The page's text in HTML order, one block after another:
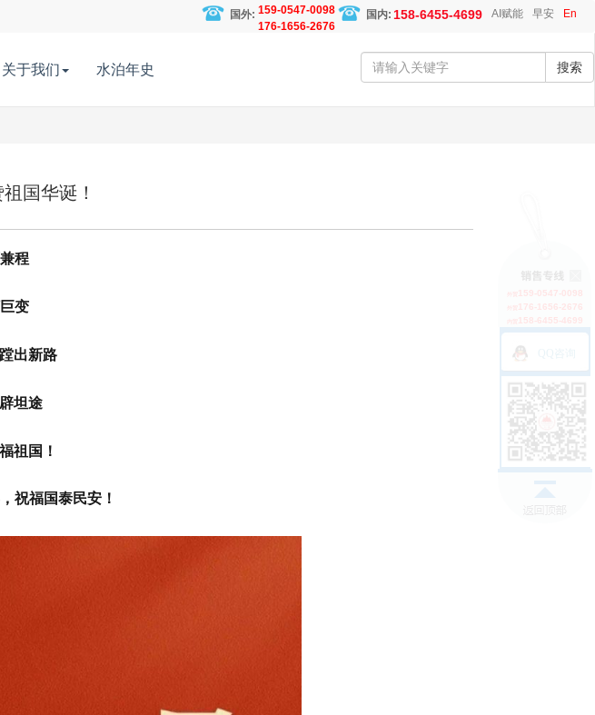
国外: 159-0547-0098
176-1656-2676
国内: 158-6455-4699 AI赋能 早安 En
关于我们 水泊年史 搜索
国华诞！
程
变
出新路
坦途
祖国！
祝福国泰民安！